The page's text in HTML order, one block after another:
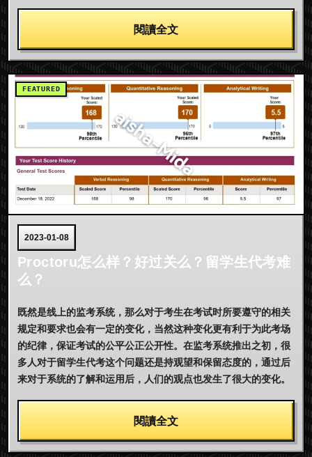
閱讀全文
2023-01-08
Proctoru怎么样？好过关么？留学生代考难
么？
既然是线上的监考系统，那么对于考生在考试时所要遵守的相关
规定和要求也会有一定的变化，当然这种变化更有利于为此考场
的纪律，保证考试的公平公正公开性。在监考系统推出之初，很
多人对于留学生代考这个问题还是持观望和保留态度的，通过后
来对于系统的了解和运用后，人们的观点也发生了很大的变化。
閱讀全文